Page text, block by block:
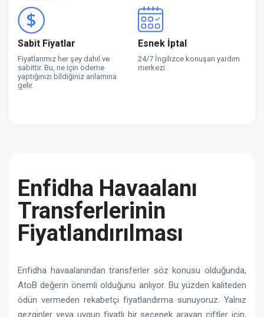
Sabit Fiyatlar
Fiyatlarımız her şey dahil ve
sabittir. Bu, ne için ödeme
yaptığınızı bildiğiniz anlamına
gelir.
Esnek İptal
24/7 İngilizce konuşan yardım
merkezi.
Enfidha Havaalanı
Transferlerinin
Fiyatlandırılması
Enfidha havaalanından transferler söz konusu olduğunda,
AtoB değerin önemli olduğunu anlıyor. Bu yüzden kaliteden
ödün vermeden rekabetçi fiyatlandırma sunuyoruz. Yalnız
gezginler veya uygun fiyatlı bir seçenek arayan çiftler için,